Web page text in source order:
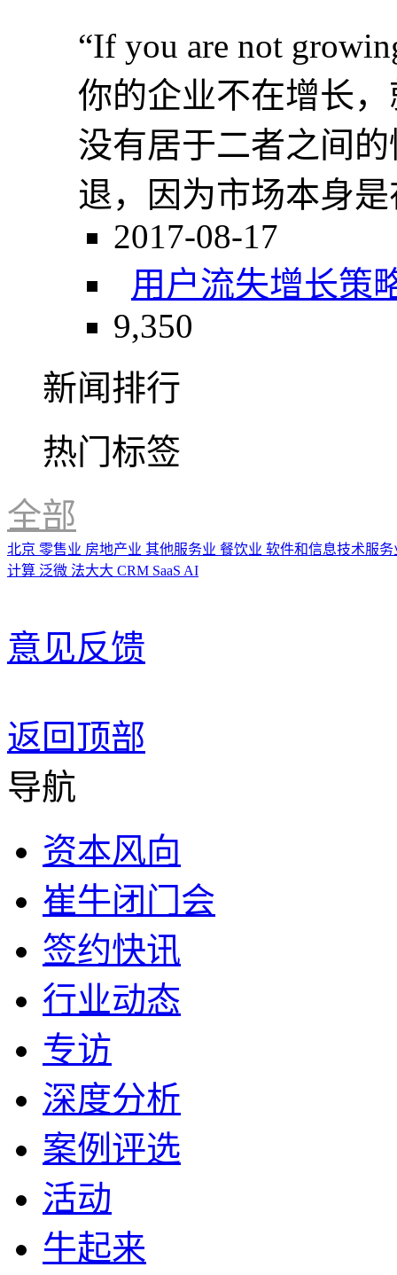
“If you are not
你的企业不在增长
没有居于二者之间
退，因为市场本身
2017-08-17
用户流失增长策
9,350
新闻排行
热门标签
全部
北京 零售业 房地产业 其他服务业 餐饮业 软件和信息技术服
计算 泛微 法大大 CRM SaaS AI
意见反馈
返回顶部
导航
资本风向
崔牛闭门会
签约快讯
行业动态
专访
深度分析
案例评选
活动
牛起来